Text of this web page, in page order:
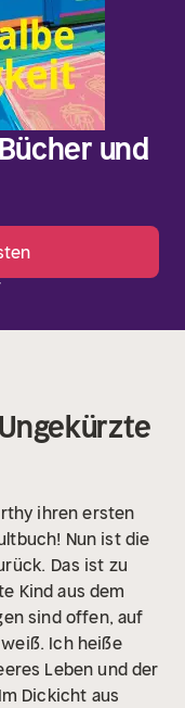
und
ihren ersten
Nun ist die
Das ist zu
Kind aus dem
sind offen, auf
Ich heiße
Leben und der
Dickicht aus